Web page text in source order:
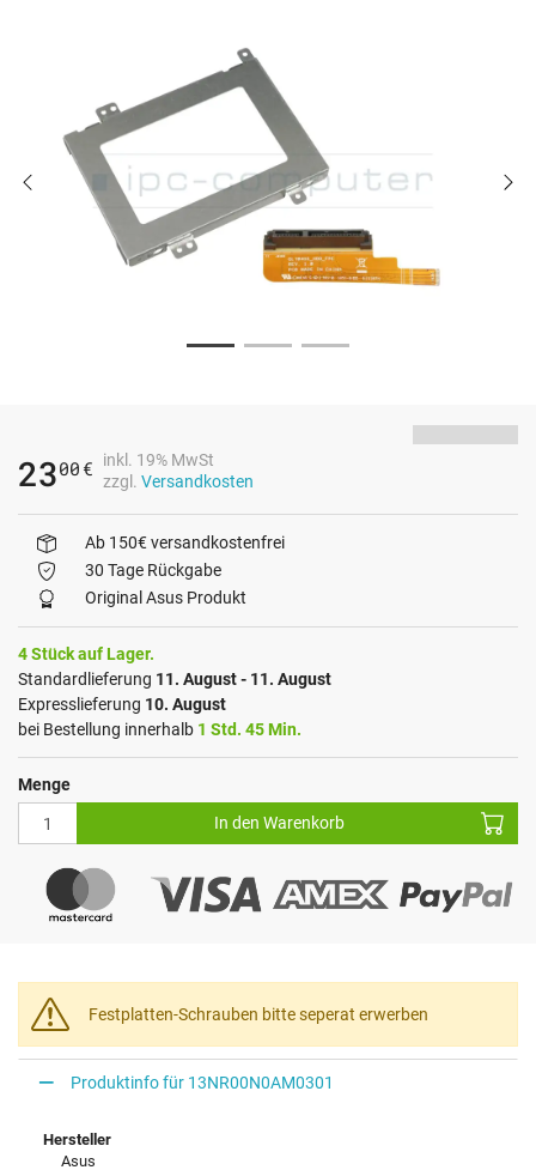
2300 €
inkl. 19% MwSt
zzgl. Versandkosten
Ab 150€ versandkostenfrei
30 Tage Rückgabe
Original Asus Produkt
4 Stück auf Lager.
Standardlieferung 11. August - 11. August
Expresslieferung 10. August
bei Bestellung innerhalb 1 Std. 45 Min.
Menge
In den Warenkorb
Festplatten-Schrauben bitte seperat erwerben
Produktinfo für 13NR00N0AM0301
Hersteller
Asus